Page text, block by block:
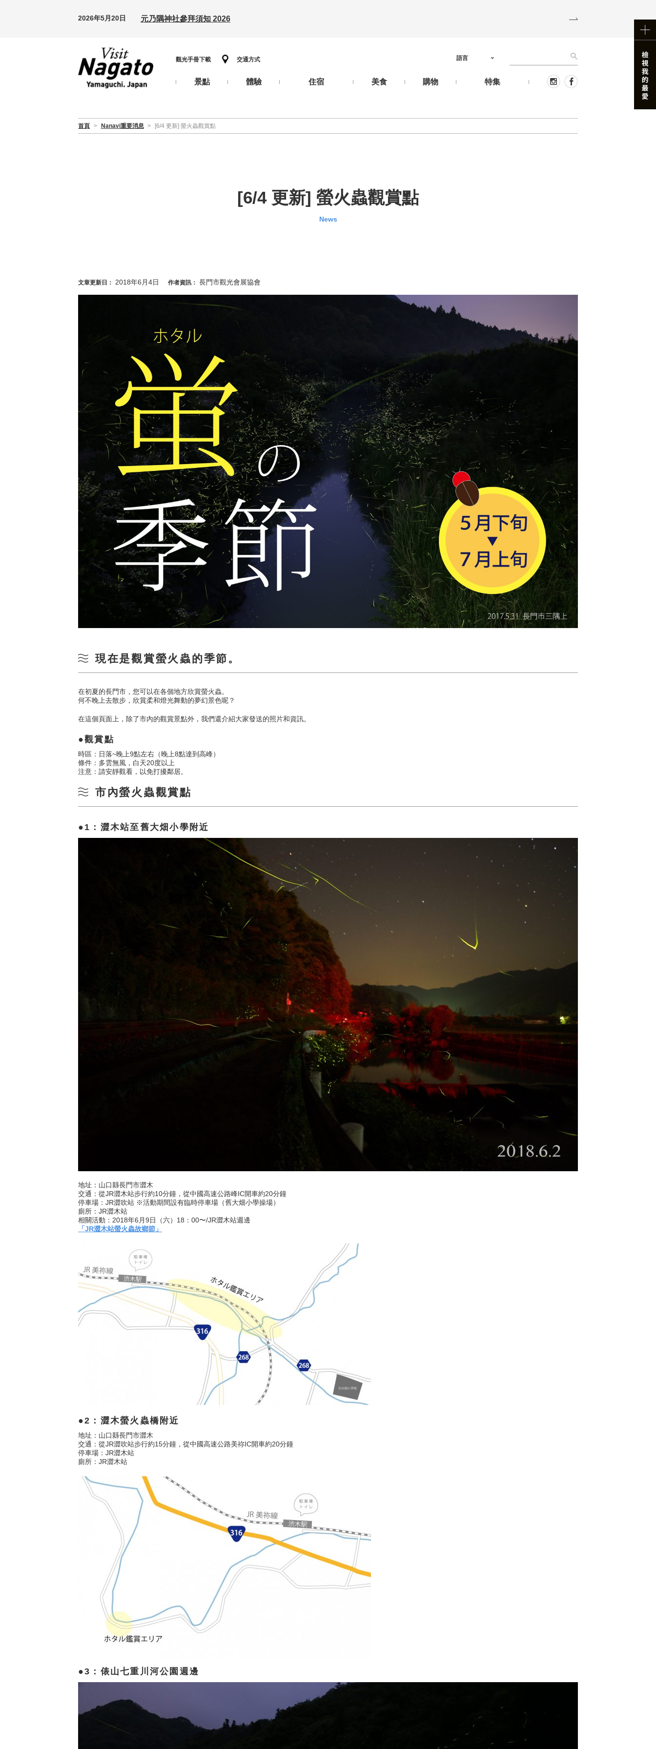
2026年5月20日 元乃隅神社參拜須知 2026
觀光手冊下載 交通方式
景點 體驗 住宿 美食 購物 特集
語言
首頁 > Nanavi重要消息 > [6/4 更新] 螢火蟲觀賞點
[6/4 更新] 螢火蟲觀賞點
News
文章更新日： 2018年6月4日 作者資訊： 長門市觀光會展協會
現在是觀賞螢火蟲的季節。
在初夏的長門市，您可以在各個地方欣賞螢火蟲。
何不晚上去散步，欣賞柔和燈光舞動的夢幻景色呢？
在這個頁面上，除了市內的觀賞景點外，我們還介紹大家發送的照片和資訊。
觀賞點
時區：日落~晚上9點左右（晚上8點達到高峰）
條件：多雲無風，白天20度以上
注意：請安靜觀看，以免打擾鄰居。
市內螢火蟲觀賞點
1：澀木站至舊大畑小學附近
地址：山口縣長門市澀木
交通：從JR澀木站步行約10分鐘，從中國高速公路峰IC開車約20分鐘
停車場：JR澀吹站 ※活動期間設有臨時停車場（舊大畑小學操場）
廁所：JR澀木站
相關活動：2018年6月9日（六）18：00〜/JR澀木站週邊
「JR澀木站螢火蟲故鄉節」
2：澀木螢火蟲橋附近
地址：山口縣長門市澀木
交通：從JR澀吹站步行約15分鐘，從中國高速公路美祢IC開車約20分鐘
停車場：JR澀木站
廁所：JR澀木站
3：俵山七重川河公園週邊